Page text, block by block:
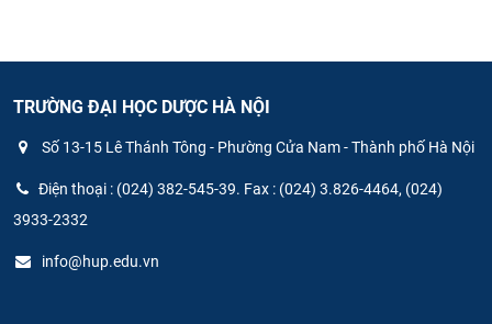
TRƯỜNG ĐẠI HỌC DƯỢC HÀ NỘI
Số 13-15 Lê Thánh Tông - Phường Cửa Nam - Thành phố Hà Nội
Điện thoại : (024) 382-545-39. Fax : (024) 3.826-4464, (024)
3933-2332
info@hup.edu.vn